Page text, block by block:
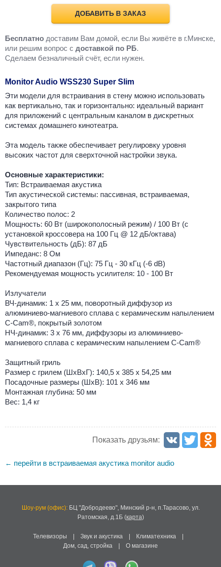
ДОБАВИТЬ В ЗАКАЗ
Бесплатно доставим Вам домой, если Вы живёте в г.Минске,
или решим вопрос с доставкой по РБ.
Cделаем безналичный счёт, если нужен.
Monitor Audio WSS230 Super Slim
Эти модели для встраивания в стену можно использовать
как вертикально, так и горизонтально: идеальный вариант
для приложений с центральным каналом в дискретных
системах домашнего кинотеатра.
Эта модель также обеспечивает регулировку уровня
высоких частот для сверхточной настройки звука.
Основные характеристики:
Тип: Встраиваемая акустика
Тип акустической системы: пассивная, встраиваемая,
закрытого типа
Количество полос: 2
Мощность: 60 Вт (широкополосный режим) / 100 Вт (с
установкой кроссовера на 100 Гц @ 12 дБ/октава)
Чувствительность (дБ): 87 дБ
Импеданс: 8 Ом
Частотный диапазон (Гц): 75 Гц - 30 кГц (-6 dB)
Рекомендуемая мощность усилителя: 10 - 100 Вт
Излучатели
ВЧ-динамик: 1 x 25 мм, поворотный диффузор из
алюминиево-магниевого сплава с керамическим напылением
C-Cam®, покрытый золотом
НЧ-динамик: 3 х 76 мм, диффузоры из алюминиево-
магниевого сплава с керамическим напылением C-Cam®
Защитный гриль
Размер с грилем (ШхВхГ): 140,5 х 385 х 54,25 мм
Посадочные размеры (ШхВ): 101 х 346 мм
Монтажная глубина: 50 мм
Вес: 1,4 кг
Показать друзьям:
← перейти в встраиваемая акустика monitor audio
Шоу-рум (офис):БЦ "Добродеево", Минский р-н, п.Тарасово, ул.
Ратомская, д.1Б(карта)
Телевизоры Звук и акустика Климатехника
Дом, сад, стройка
О магазине